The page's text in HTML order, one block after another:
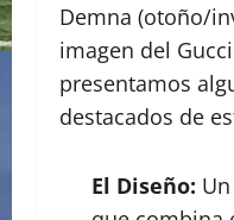
Demna (otoño/
imagen del
presentamos
destacados de
El Diseño: